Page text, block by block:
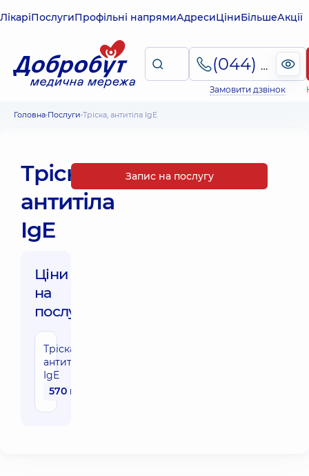
ЛікаріПослугиПрофільні напрямиАдресиЦіниБільшеАкції
(044) 495-2-888
Замовити дзвінок
Головна Послуги Тріска, антитіла IgE
Тріска,
антитіла
IgE
Ціни
на
послуги:
Тріска,
антитіла
IgE
570 грн
Запис на послугу